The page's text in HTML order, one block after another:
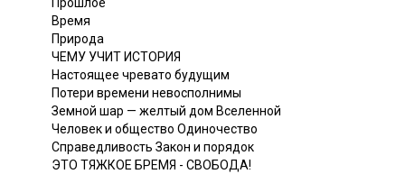
Время
Природа
ЧЕМУ УЧИТ ИСТОРИЯ
Настоящее чревато будущим
Потери времени невосполнимы
Земной шар — желтый дом Вселенной
Человек и общество Одиночество
Справедливость Закон и порядок
ЭТО ТЯЖКОЕ БРЕМЯ - СВОБОДА!